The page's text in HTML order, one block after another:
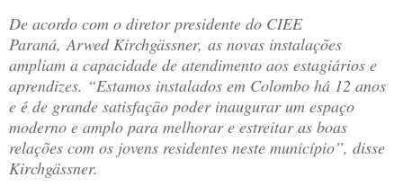
De acordo com o diretor presidente do CIEE
Paraná, Arwed Kirchgässner, as novas instalações
ampliam a capacidade de atendimento aos estagiários e
aprendizes. “Estamos instalados em Colombo há 12 anos
e é de grande satisfação poder inaugurar um espaço
moderno e amplo para melhorar e estreitar as boas
relações com os jovens residentes neste município”, disse
Kirchgässner.